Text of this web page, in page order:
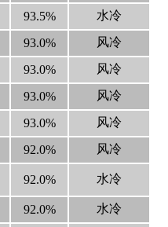
93.5% 水冷
93.0% 风冷
93.0% 风冷
93.0% 风冷
93.0% 风冷
92.0% 风冷
92.0% 水冷
92.0%
水冷